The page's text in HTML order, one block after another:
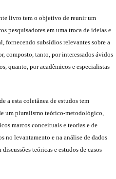
livro tem o objetivo de reunir um
pesquisadores em uma troca de ideias e
subsídios relevantes sobre a
composto, tanto, por interessados ávidos
quanto, por acadêmicos e especialistas
a esta coletânea de estudos tem
um pluralismo teórico-metodológico,
marcos conceituais e teorias e de
no levantamento e na análise de dados
teóricas e estudos de casos